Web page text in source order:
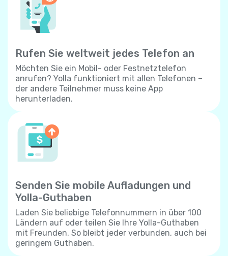
Rufen Sie weltweit jedes Telefon an
Möchten Sie ein Mobil- oder Festnetztelefon
anrufen? Yolla funktioniert mit allen Telefonen –
der andere Teilnehmer muss keine App
herunterladen.
Senden Sie mobile Aufladungen und
Yolla-Guthaben
Laden Sie beliebige Telefonnummern in über 100
Ländern auf oder teilen Sie Ihre Yolla-Guthaben
mit Freunden. So bleibt jeder verbunden, auch bei
geringem Guthaben.